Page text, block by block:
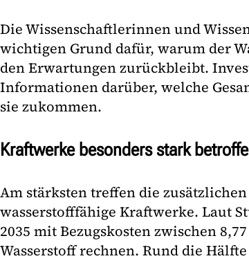
Die Wissenschaftlerinnen und
wichtigen Grund dafür, warum der
den Erwartungen zurückbleibt.
Informationen darüber, welche
sie zukommen.
Kraftwerke besonders stark
Am stärksten treffen die
wasserstofffähige Kraftwerke. Laut
2035 mit Bezugskosten zwischen
Wasserstoff rechnen. Rund die